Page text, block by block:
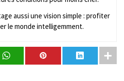
aussi une vision simple : profiter
le monde intelligemment.